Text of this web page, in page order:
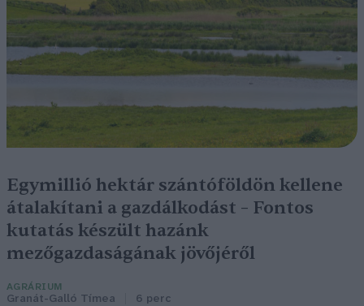
Egymillió hektár szántóföldön kellene
átalakítani a gazdálkodást – Fontos
kutatás készült hazánk
mezőgazdaságának jövőjéről
AGRÁRIUM
Granát-Galló Tímea 6 perc